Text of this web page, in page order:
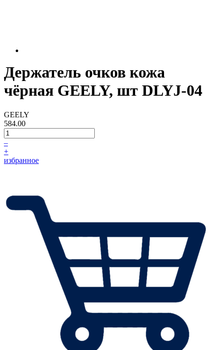
Держатель очков кожа
чёрная GEELY, шт DLYJ-04
GEELY
584.00
–
+
избранное